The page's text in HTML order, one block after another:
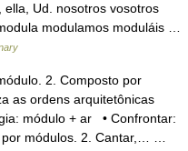
Ud. nosotros vosotros
modulamos moduláis …
2. Composto por
as ordens arquitetônicas
módulo + ar • Confrontar:
por módulos. 2. Cantar,… …